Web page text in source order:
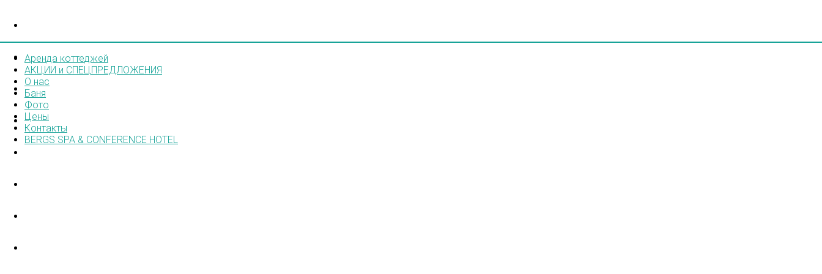
АКЦИИ И СПЕЦПРЕДЛОЖЕНИЯ
О НАС
БАНЯ
Аренда коттеджей
АКЦИИ и СПЕЦПРЕДЛОЖЕНИЯ
О нас
Баня
Фото
Цены
Контакты
BERGS SPA & CONFERENCE HOTEL